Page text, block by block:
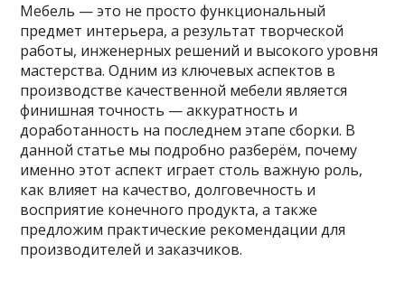
Мебель — это не просто функциональный
предмет интерьера, а результат творческой
работы, инженерных решений и высокого уровня
мастерства. Одним из ключевых аспектов в
производстве качественной мебели является
финишная точность — аккуратность и
доработанность на последнем этапе сборки. В
данной статье мы подробно разберём, почему
именно этот аспект играет столь важную роль,
как влияет на качество, долговечность и
восприятие конечного продукта, а также
предложим практические рекомендации для
производителей и заказчиков.